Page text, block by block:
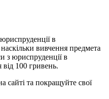
в
вивчення предмета
з юриспруденції в
100 гривень.
сайті та покращуйте свої